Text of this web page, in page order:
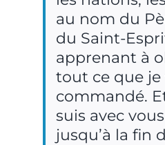
au nom du
du Saint-
apprenant à
tout ce que je
commandé.
suis avec
jusqu’à la fin